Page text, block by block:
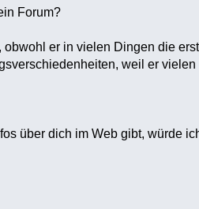
Forum?
er in vielen Dingen die
weil er
über dich im Web gibt, würde